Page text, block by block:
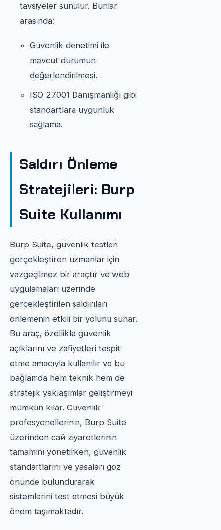
tavsiyeler sunulur. Bunlar
arasında:
Güvenlik denetimi ile
mevcut durumun
değerlendirilmesi.
ISO 27001 Danışmanlığı gibi
standartlara uygunluk
sağlama.
Saldırı Önleme
Stratejileri: Burp
Suite Kullanımı
Burp Suite, güvenlik testleri
gerçekleştiren uzmanlar için
vazgeçilmez bir araçtır ve web
uygulamaları üzerinde
gerçekleştirilen saldırıları
önlemenin etkili bir yolunu sunar.
Bu araç, özellikle güvenlik
açıklarını ve zafiyetleri tespit
etme amacıyla kullanılır ve bu
bağlamda hem teknik hem de
stratejik yaklaşımlar geliştirmeyi
mümkün kılar. Güvenlik
profesyonellerinin, Burp Suite
üzerinden сай ziyaretlerinin
tamamını yönetirken, güvenlik
standartlarını ve yasaları göz
önünde bulundurarak
sistemlerini test etmesi büyük
önem taşımaktadır.